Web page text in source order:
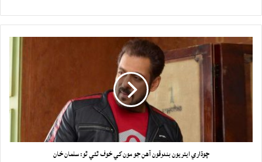
چوڌاري ايتريون بندوقون آهن جو مون کي خوف ٿئي ٿو: سلمان خان